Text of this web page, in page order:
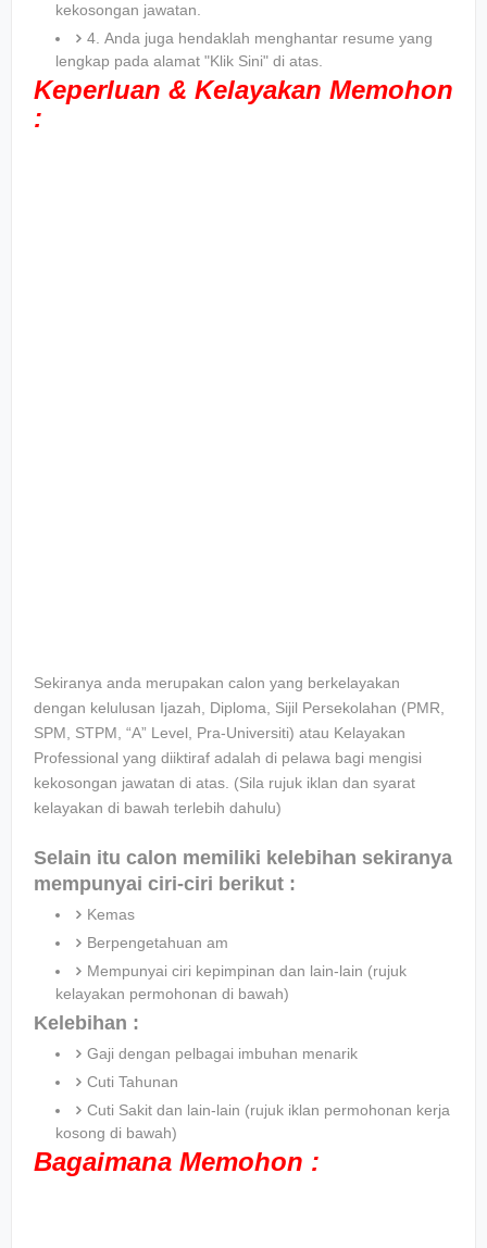
kekosongan jawatan.
4. Anda juga hendaklah menghantar resume yang
lengkap pada alamat "Klik Sini" di atas.
Keperluan & Kelayakan Memohon
:
Sekiranya anda merupakan calon yang berkelayakan
dengan kelulusan Ijazah, Diploma, Sijil Persekolahan (PMR,
SPM, STPM, “A” Level, Pra-Universiti) atau Kelayakan
Professional yang diiktiraf adalah di pelawa bagi mengisi
kekosongan jawatan di atas. (Sila rujuk iklan dan syarat
kelayakan di bawah terlebih dahulu)
Selain itu calon memiliki kelebihan sekiranya
mempunyai ciri-ciri berikut :
Kemas
Berpengetahuan am
Mempunyai ciri kepimpinan dan lain-lain (rujuk
kelayakan permohonan di bawah)
Kelebihan :
Gaji dengan pelbagai imbuhan menarik
Cuti Tahunan
Cuti Sakit dan lain-lain (rujuk iklan permohonan kerja
kosong di bawah)
Bagaimana Memohon :